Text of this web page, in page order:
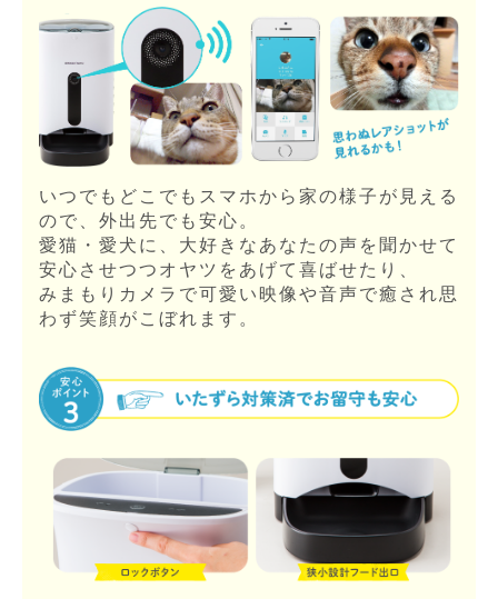
いつでもどこでもスマホから家の様子が見える
ので、外出先でも安心。
愛猫・愛犬に、大好きなあなたの声を聞かせて
安心させつつオヤツをあげて喜ばせたり、
みまもりカメラで可愛い映像や音声で癒され思
わず笑顔がこぼれます。